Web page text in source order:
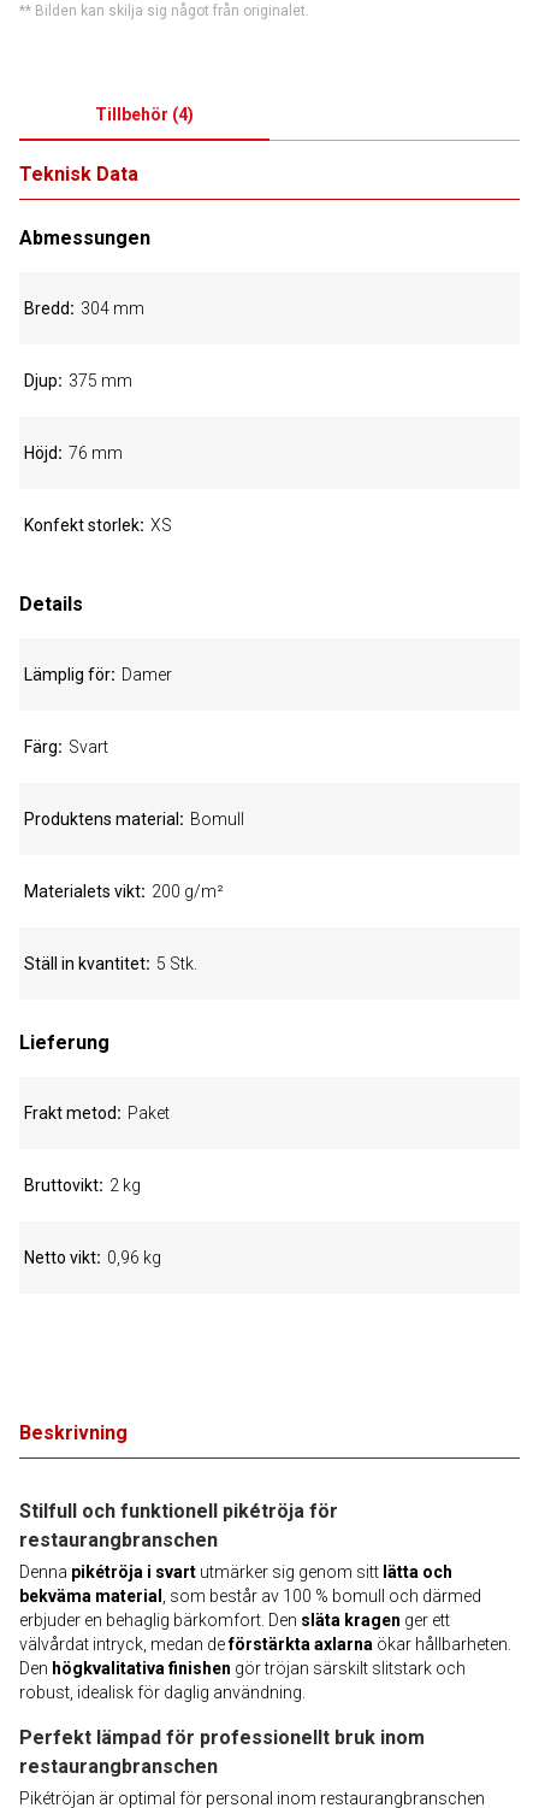
** Bilden kan skilja sig något från originalet.
Tillbehör (4)
Beskrivning
Stilfull och funktionell pikétröja för
restaurangbranschen
Denna pikétröja i svart utmärker sig genom sitt lätta och
bekväma material
, som består av 100 % bomull och därmed
erbjuder en behaglig bärkomfort. Den släta kragen ger ett
välvårdat intryck, medan deförstärkta axlarna ökar hållbarheten.
Den högkvalitativa finishen gör tröjan särskilt slitstark och
robust, idealisk för daglig användning.
Perfekt lämpad för professionellt bruk inom
restaurangbranschen
Pikétröjan är optimal för personal inom restaurangbranschen
Teknisk Data
Abmessungen
Bredd 304 mm
Djup 375 mm
Höjd 76 mm
Konfekt storlek XS
Details
Lämplig för Damer
Färg Svart
Produktens material Bomull
Materialets vikt 200 g/m²
Ställ in kvantitet 5 Stk.
Lieferung
Frakt metod Paket
Bruttovikt 2 kg
Netto vikt 0,96 kg